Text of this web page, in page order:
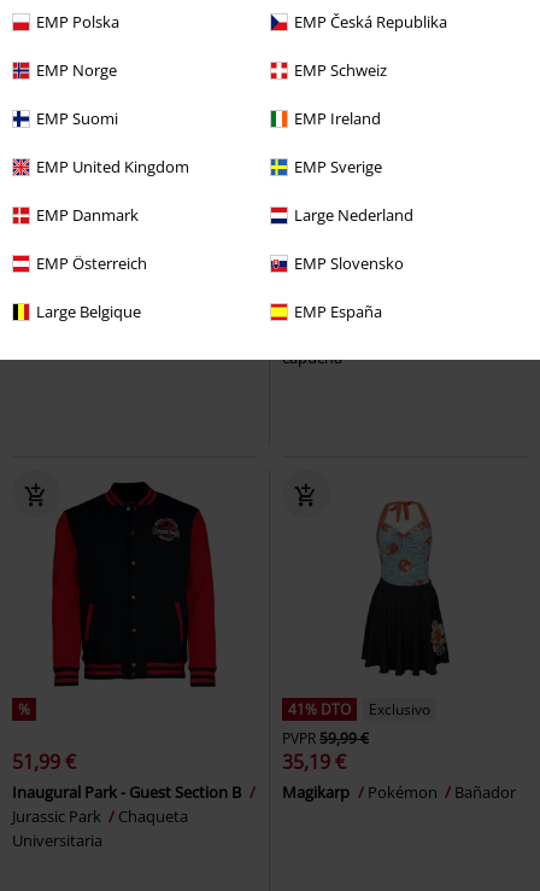
EMP Polska EMP Česká Republika
EMP Norge EMP Schweiz
EMP Suomi EMP Ireland
EMP United Kingdom EMP Sverige
EMP Danmark Large Nederland
EMP Österreich EMP Slovensko
Large Belgique EMP España
Exclusivo
PVPR
19,99 €
PVPR
53,99 €
capucha
%
51,99 €
Inaugural Park - Guest Section B
Jurassic Park
Chaqueta
Universitaria
41% DTO
Exclusivo
PVPR59,99 €
35,19 €
Magikarp Pokémon Bañador